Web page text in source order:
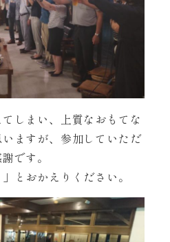
しまい、上質なおもてな
ますが、参加していただ
です。
とおかえりください。